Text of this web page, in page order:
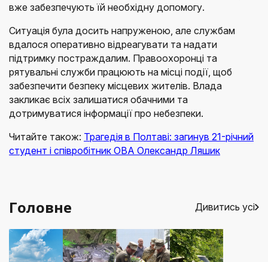
вже забезпечують їй необхідну допомогу.
Ситуація була досить напруженою, але службам
вдалося оперативно відреагувати та надати
підтримку постраждалим. Правоохоронці та
рятувальні служби працюють на місці події, щоб
забезпечити безпеку місцевих жителів. Влада
закликає всіх залишатися обачними та
дотримуватися інформації про небезпеки.
Читайте також: Трагедія в Полтаві: загинув 21-річний
студент і співробітник ОВА Олександр Ляшик
Головне Дивитись усі